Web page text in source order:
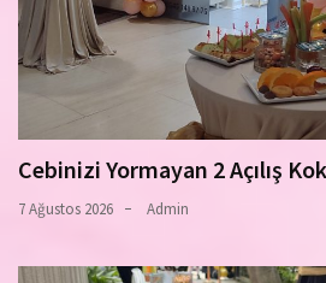
Cebinizi Yormayan 2 Açılış
7 Ağustos 2026 Admin